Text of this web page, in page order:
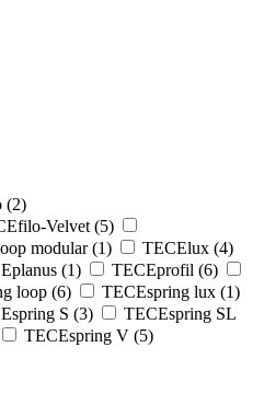
(2)
Velvet (5)
modular (1) TECElux (4)
(1) TECEprofil (6)
loop (6) TECEspring lux (1)
S (3)
TECEspring SL
TECEspring V (5)